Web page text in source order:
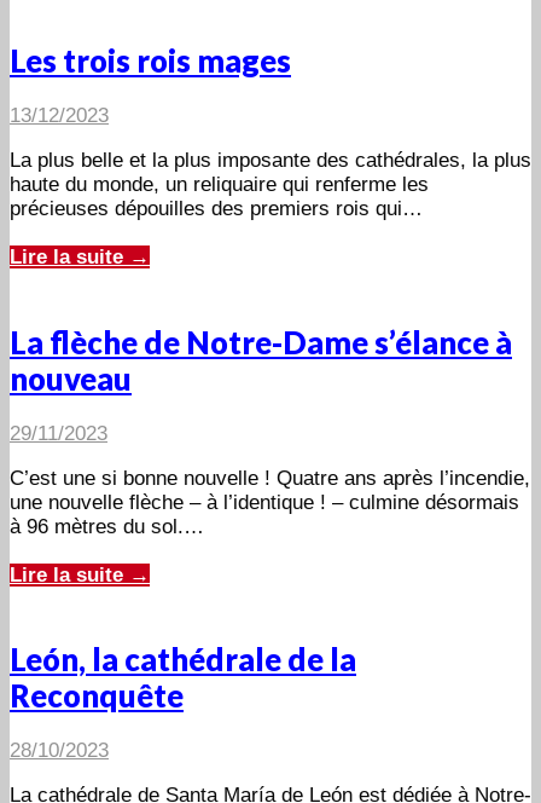
Les trois rois mages
13/12/2023
La plus belle et la plus imposante des cathédrales, la plus
haute du monde, un reliquaire qui renferme les
précieuses dépouilles des premiers rois qui…
Lire la suite →
La flèche de Notre-Dame s’élance à
nouveau
29/11/2023
C’est une si bonne nouvelle ! Quatre ans après l’incendie,
une nouvelle flèche – à l’identique ! – culmine désormais
à 96 mètres du sol.…
Lire la suite →
León, la cathédrale de la
Reconquête
28/10/2023
La cathédrale de Santa María de León est dédiée à Notre-